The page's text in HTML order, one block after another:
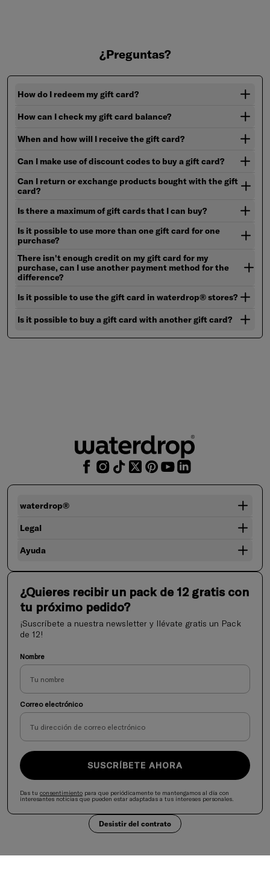
¿Preguntas?
How do I redeem my gift card?
How can I check my gift card balance?
When and how will I receive the gift card?
Can I make use of discount codes to buy a gift card?
Can I return or exchange products bought with the gift
card?
Is there a maximum of gift cards that I can buy?
Is it possible to use more than one gift card for one
purchase?
There isn't enough credit on my gift card for my
purchase, can I use another payment method for the
difference?
Is it possible to use the gift card in waterdrop® stores?
Is it possible to buy a gift card with another gift card?
waterdrop®
Legal
Ayuda
¿Quieres recibir un pack de 12 gratis con
tu próximo pedido?
¡Suscríbete a nuestra newsletter y llévate gratis un Pack
de 12!
Nombre
Correo electrónico
SUSCRÍBETE AHORA
Das tu consentimiento para que periódicamente te mantengamos al día con
interesantes noticias que pueden estar adaptadas a tus intereses personales.
Desistir del contrato